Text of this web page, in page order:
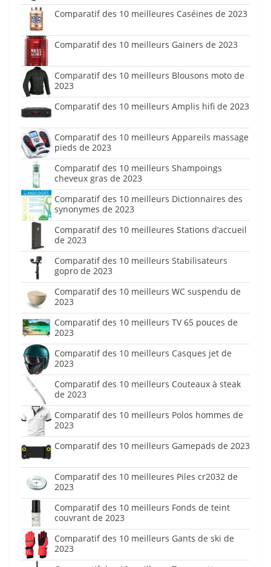
Comparatif des 10 meilleures Caséines de 2023
Comparatif des 10 meilleurs Gainers de 2023
Comparatif des 10 meilleurs Blousons moto de
2023
Comparatif des 10 meilleurs Amplis hifi de 2023
Comparatif des 10 meilleurs Appareils massage
pieds de 2023
Comparatif des 10 meilleurs Shampoings
cheveux gras de 2023
Comparatif des 10 meilleurs Dictionnaires des
synonymes de 2023
Comparatif des 10 meilleures Stations d’accueil
de 2023
Comparatif des 10 meilleurs Stabilisateurs
gopro de 2023
Comparatif des 10 meilleurs WC suspendu de
2023
Comparatif des 10 meilleurs TV 65 pouces de
2023
Comparatif des 10 meilleurs Casques jet de
2023
Comparatif des 10 meilleurs Couteaux à steak
de 2023
Comparatif des 10 meilleurs Polos hommes de
2023
Comparatif des 10 meilleurs Gamepads de 2023
Comparatif des 10 meilleures Piles cr2032 de
2023
Comparatif des 10 meilleurs Fonds de teint
couvrant de 2023
Comparatif des 10 meilleurs Gants de ski de
2023